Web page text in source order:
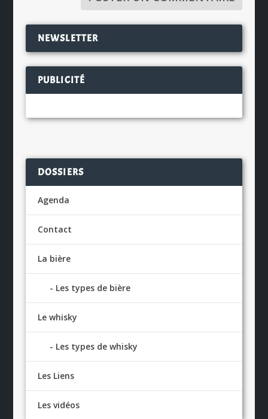
NEWSLETTER
PUBLICITÉ
DOSSIERS
Agenda
Contact
La bière
Les types de bière
Le whisky
Les types de whisky
Les Liens
Les vidéos